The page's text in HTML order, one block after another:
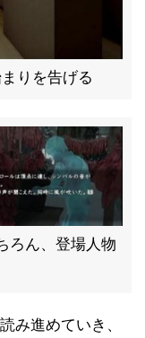
りを告げる
ろん、登場人物
み進めていき、